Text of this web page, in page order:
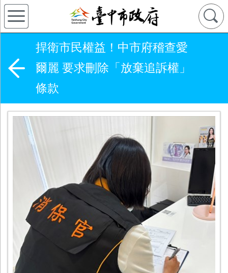
捍衛市民權益！中市府稽查愛
爾麗 要求刪除「放棄追訴權」
條款